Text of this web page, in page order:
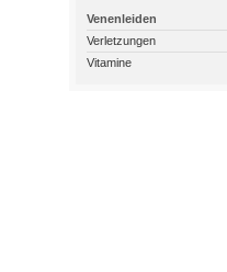
Venenleiden
Verletzungen
Vitamine